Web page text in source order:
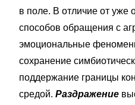
в поле. В отличие от
способов обращения с
эмоциональные
сохранение
поддержание границы
средой. Раздражение